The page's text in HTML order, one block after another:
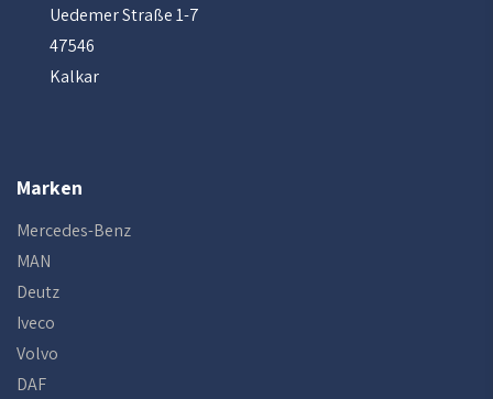
Uedemer Straße 1-7
47546
Kalkar
Marken
Mercedes-Benz
MAN
Deutz
Iveco
Volvo
DAF